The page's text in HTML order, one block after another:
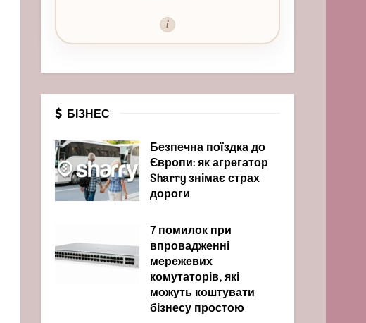
i
БІЗНЕС
Безпечна поїздка до
Європи: як агрегатор
Sharry знімає страх
дороги
7 помилок при
впровадженні
мережевих
комутаторів, які
можуть коштувати
бізнесу простою